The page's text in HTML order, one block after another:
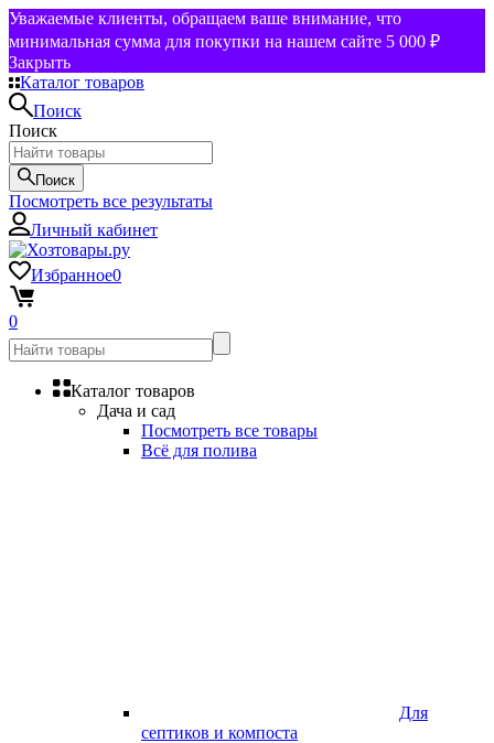
Уважаемые клиенты, обращаем ваше внимание, что
минимальная сумма для покупки на нашем сайте 5 000 ₽
Закрыть
Каталог товаров
Поиск
Поиск
Поиск
Посмотреть все результаты
Личный кабинет
Избранное0
0
Каталог товаров
Дача и сад
Посмотреть все товары
Всё для полива
Для
септиков и компоста